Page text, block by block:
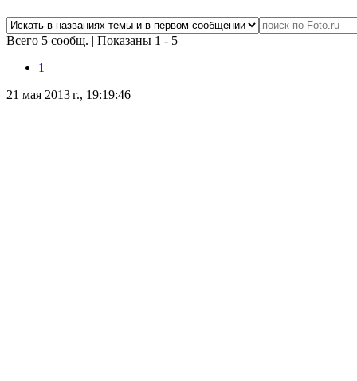
Всего 5 сообщ. | Показаны 1 - 5
1
21 мая 2013 г., 19:19:46